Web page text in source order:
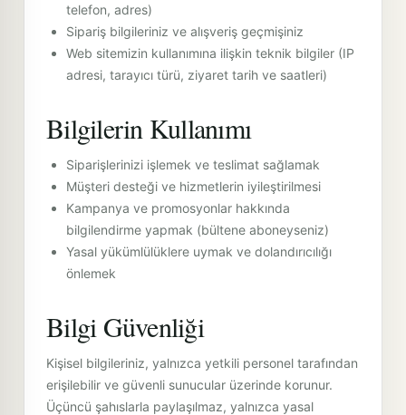
telefon, adres)
Sipariş bilgileriniz ve alışveriş geçmişiniz
Web sitemizin kullanımına ilişkin teknik bilgiler (IP
adresi, tarayıcı türü, ziyaret tarih ve saatleri)
Bilgilerin Kullanımı
Siparişlerinizi işlemek ve teslimat sağlamak
Müşteri desteği ve hizmetlerin iyileştirilmesi
Kampanya ve promosyonlar hakkında
bilgilendirme yapmak (bültene aboneyseniz)
Yasal yükümlülüklere uymak ve dolandırıcılığı
önlemek
Bilgi Güvenliği
Kişisel bilgileriniz, yalnızca yetkili personel tarafından
erişilebilir ve güvenli sunucular üzerinde korunur.
Üçüncü şahıslarla paylaşılmaz, yalnızca yasal